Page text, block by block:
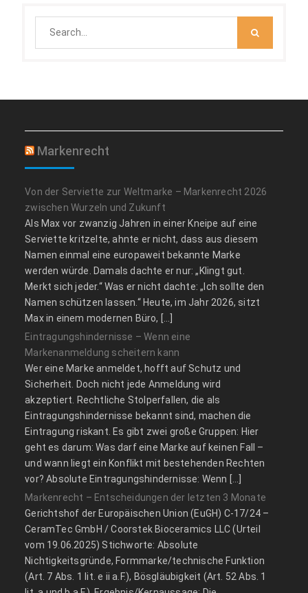
Markenrecht
Von der Serviette zur Weltmarke – Markenrecht 2026
zwischen Wurzeln und Zukunft
Als Max vor zwanzig Jahren in einer Kneipe auf eine
Serviette kritzelte, ahnte er nicht, dass aus diesem
Namen einmal eine europaweit bekannte Marke
werden würde. Damals dachte er nur: „Klingt gut.
Merkt sich jeder.“ Was er nicht dachte: „Ich sollte den
Namen schützen lassen.“ Heute, im Jahr 2026, sitzt
Max in einem modernen Büro, […]
Eintragungshindernisse – Wenn eine
Markenanmeldung scheitern kann
Wer eine Marke anmeldet, hofft auf Schutz und
Sicherheit. Doch nicht jede Anmeldung wird
akzeptiert. Rechtliche Stolperfallen, die als
Eintragungshindernisse bekannt sind, machen die
Eintragung riskant. Es gibt zwei große Gruppen: Hier
geht es darum: Was darf eine Marke auf keinen Fall –
und wann liegt ein Konflikt mit bestehenden Rechten
vor? Absolute Eintragungshindernisse: Wenn […]
Markenrecht – Entscheidungen der letzten 3 Monate
Gerichtshof der Europäischen Union (EuGH) C‑17/24 –
CeramTec GmbH / Coorstek Bioceramics LLC (Urteil
vom 19.06.2025) Stichworte: Absolute
Nichtigkeitsgründe, Formmarke/technische Funktion
(Art. 7 Abs. 1 lit. e ii a.F.), Bösgläubigkeit (Art. 52 Abs. 1